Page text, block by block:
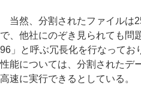
当然、分割されたファイルは
で、他社にのぞき見られても問
96」と呼ぶ冗長化を行なってお
性能については、分割されたデ
高速に実行できるとしている。